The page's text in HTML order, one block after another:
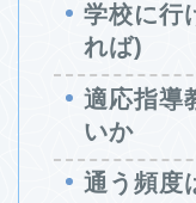
学校に行
れば)
適応指導
いか
通う頻度